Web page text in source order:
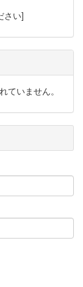
さい]
ていません。